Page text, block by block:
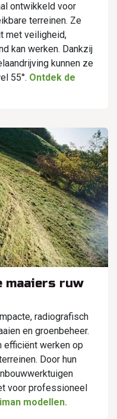
ontwikkeld voor
terreinen. Ze
met veiligheid,
kan werken. Dankzij
kunnen ze
55°. Ontdek de
maaiers ruw
radiografisch
en groenbeheer.
efficiënt werken op
Door hun
voor professioneel
modellen.